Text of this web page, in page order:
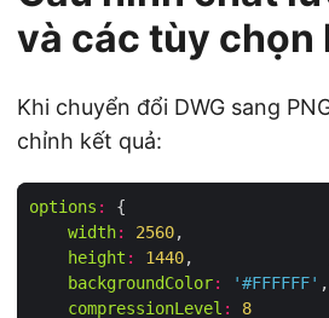
và các tùy chọn
Khi chuyển đổi DWG sang
chỉnh kết quả:
options :
width: 2560,
height : 1440,
backgroundColor: '#FFFFFF'
compressionLevel : 8